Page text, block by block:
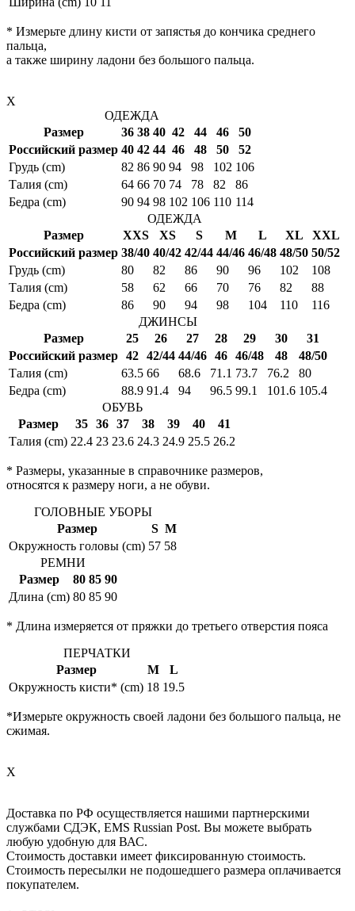
* Измерьте длину кисти от запястья до кончика среднего
пальца,
а также ширину ладони без большого пальца.
X
ОДЕЖДА
Размер
36 38 40 42 44 46
50
Российский размер 40 42 44 46 48 50
52
Грудь (cm)
82 86 90 94 98 102 106
Талия (cm)
64 66 70 74 78 82
86
Бедра (cm)
90 94 98 102 106 110 114
ОДЕЖДА
Размер
XXS XS S M L XL
XXL
Российский размер 38/40 40/42 42/44 44/46 46/48 48/50 50/52
Грудь (cm)
80 82 86 90 96 102
108
Талия (cm)
58 62 66 70 76 82
88
Бедра (cm)
86 90 94 98 104 110
116
ДЖИНСЫ
Размер
25 26 27 28 29 30
31
Российский размер 42 42/44 44/46 46 46/48 48
48/50
Талия (cm)
63.5 66 68.6 71.1 73.7 76.2
80
Бедра (cm)
88.9 91.4 94 96.5 99.1 101.6 105.4
ОБУВЬ
Размер
35 36 37 38 39 40
41
Талия (cm) 22.4 23 23.6 24.3 24.9 25.5 26.2
* Размеры, указанные в справочнике размеров,
относятся к размеру ноги, а не обуви.
ГОЛОВНЫЕ УБОРЫ
Размер
S M
Окружность головы (cm) 57 58
РЕМНИ
Размер
80 85 90
Длина (cm) 80 85 90
* Длина измеряется от пряжки до третьего отверстия пояса
ПЕРЧАТКИ
Размер
M
L
Окружность кисти* (cm) 18 19.5
*Измерьте окружность своей ладони без большого пальца, не
сжимая.
X
Доставка по РФ осуществляется нашими партнерскими
службами СДЭК, EMS Russian Post. Вы можете выбрать
любую удобную для ВАС.
Стоимость доставки имеет фиксированную стоимость.
Стоимость пересылки не подошедшего размера оплачивается
покупателем.